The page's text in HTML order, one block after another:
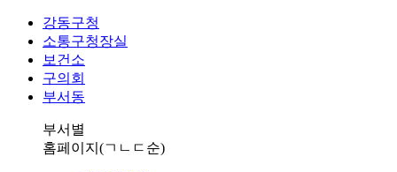
강동구청
소통구청장실
보건소
구의회
부서동
부서별
홈페이지 (ㄱㄴㄷ순)